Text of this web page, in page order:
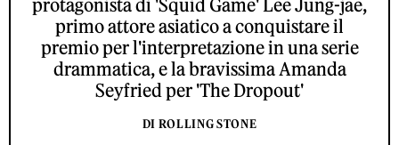
protagonista di 'Squid Game' Lee Jung-jae,
primo attore asiatico a conquistare il
premio per l'interpretazione in una serie
drammatica, e la bravissima Amanda
Seyfried per 'The Dropout'
DI ROLLING STONE